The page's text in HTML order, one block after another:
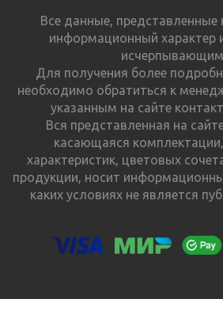
Все данные, представленные
информационный характер
Для получения более
необходимо обратиться к
указанным на сайте
Вся представленная на
касающаяся комплектации,
характеристик, цветовых
продукции, носит
каких условиях не является